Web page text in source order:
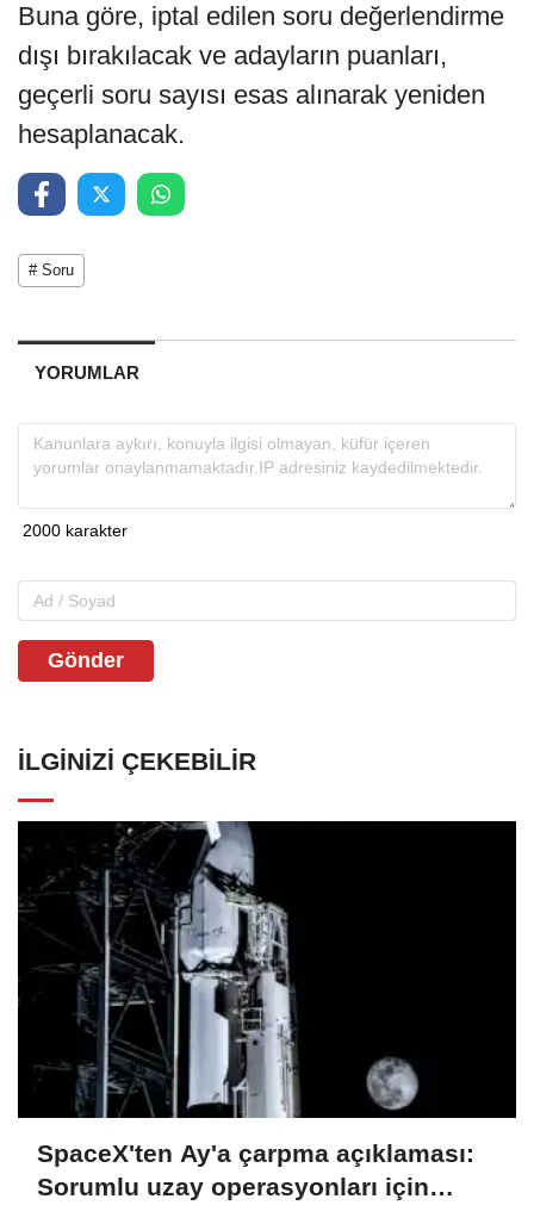
Buna göre, iptal edilen soru değerlendirme
dışı bırakılacak ve adayların puanları,
geçerli soru sayısı esas alınarak yeniden
hesaplanacak.
# Soru
YORUMLAR
Gönder
İLGINIZI ÇEKEBILIR
SpaceX'ten Ay'a çarpma açıklaması:
Sorumlu uzay operasyonları için